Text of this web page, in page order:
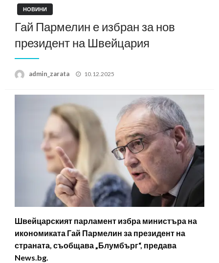
НОВИНИ
Гай Пармелин е избран за нов
президент на Швейцария
admin_zarata
Posted
10.12.2025
Швейцарският парламент избра министъра на
икономиката Гай Пармелин за президент на
страната, съобщава „Блумбърг“, предава
News.bg.